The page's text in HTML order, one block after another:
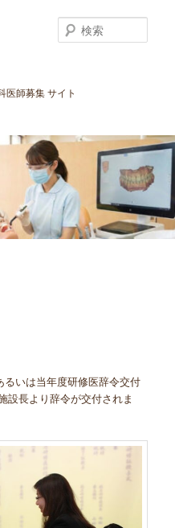
師募集 サイト
索
いは当年度研修医辞令交付
設長より辞令が交付されま